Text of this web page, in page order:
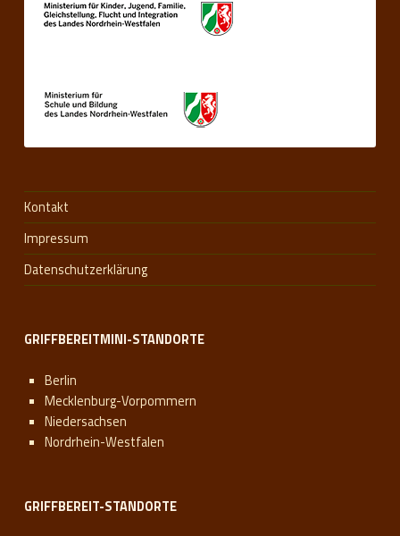
Kontakt
Impressum
Datenschutzerklärung
GRIFFBEREITMINI-STANDORTE
Berlin
Mecklenburg-Vorpommern
Niedersachsen
Nordrhein-Westfalen
GRIFFBEREIT-STANDORTE